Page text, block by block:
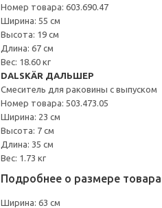
Номер товара: 603.690.47
Ширина: 55 см
Высота: 19 см
Длина: 67 см
Вес: 18.60 кг
DALSKÄR ДАЛЬШЕР
Смеситель для раковины с выпуском
Номер товара: 503.473.05
Ширина: 23 см
Высота: 7 см
Длина: 35 см
Вес: 1.73 кг
Подробнее о размере товара
Ширина: 63 см